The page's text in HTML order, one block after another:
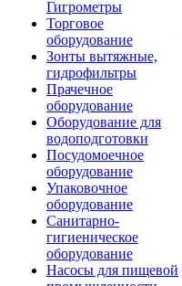
Гигрометры
Торговое
оборудование
Зонты вытяжные,
гидрофильтры
Прачечное
оборудование
Оборудование для
водоподготовки
Посудомоечное
оборудование
Упаковочное
оборудование
Санитарно-
гигиеническое
оборудование
Насосы для пищевой